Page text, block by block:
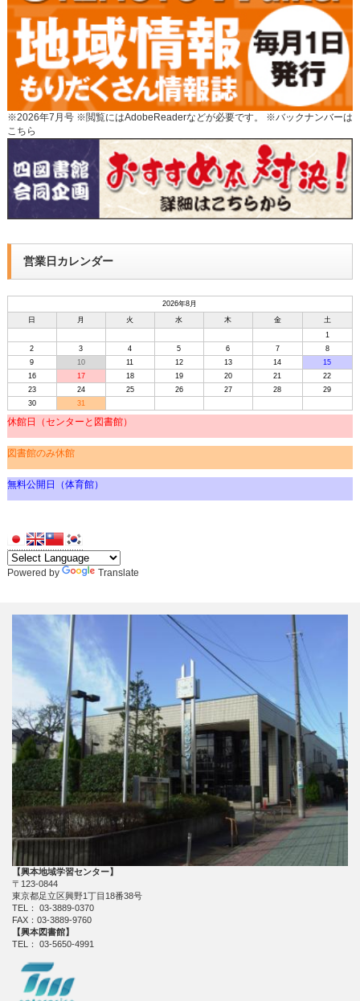
※2026年7月号 ※閲覧にはAdobeReaderなどが必要です。 ※バックナンバーは
こちら
営業日カレンダー
2026年8月
日
月 火 水 木 金
土
1
2
3 4 5 6 7
8
9
10 11 12 13 14
15
16
17 18 19 20 21
22
23
24 25 26 27 28
29
30
31
休館日（センターと図書館）
図書館のみ休館
無料公開日（体育館）
Powered by Translate
【興本地域学習センター】
〒123-0844
東京都足立区興野1丁目18番38号
TEL： 03-3889-0370
FAX：03-3889-9760
【興本図書館】
TEL： 03-5650-4991